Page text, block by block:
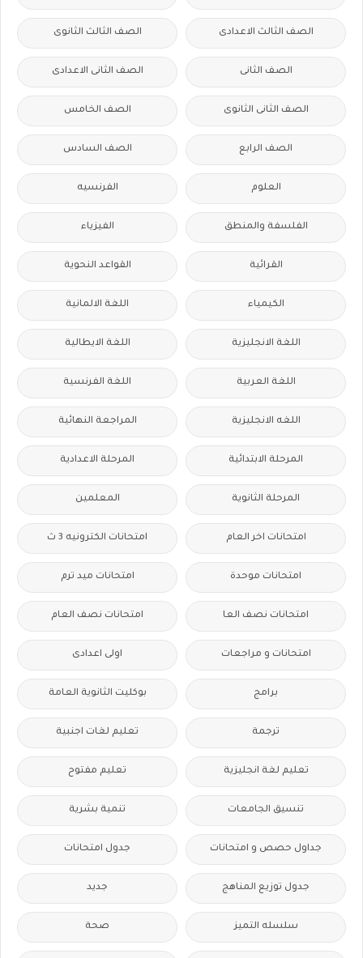
الصف الثالث الاعدادى الصف الثالث الثانوى
الصف الثانى الصف الثانى الاعدادى
الصف الثانى الثانوى الصف الخامس
الصف الرابع الصف السادس
العلوم الفرنسيه
الفلسفة والمنطق الفيزياء
القرائية القواعد النحوية
الكيمياء اللغة الالمانية
اللغة الانجليزية اللغة الايطالية
اللغة العربية اللغة الفرنسية
اللغه الانجليزية المراجعة النهائية
المرحلة الابتدائية المرحلة الاعدادية
المرحلة الثانوية المعلمين
امتحانات اخر العام امتحانات الكترونيه 3 ث
امتحانات موحدة امتحانات ميد ترم
امتحانات نصف العا امتحانات نصف العام
امتحانات و مراجعات اولى اعدادى
برامج بوكليت الثانوية العامة
ترجمة تعليم لغات اجنبية
تعليم لغة انجليزية تعليم مفتوح
تنسيق الجامعات تنمية بشرية
جداول حصص و امتحانات جدول امتحانات
جدول توزيع المناهج جديد
سلسله التميز صحة